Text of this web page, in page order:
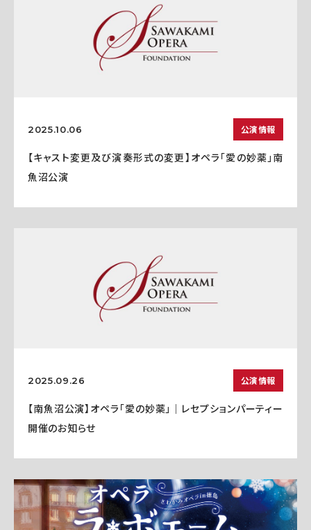
2025.10.06 公演情報
【キャスト変更及び演奏形式の変更】オペラ「愛の妙薬」南
魚沼公演
2025.09.26 公演情報
【南魚沼公演】オペラ「愛の妙薬」｜レセプションパーティー
開催のお知らせ